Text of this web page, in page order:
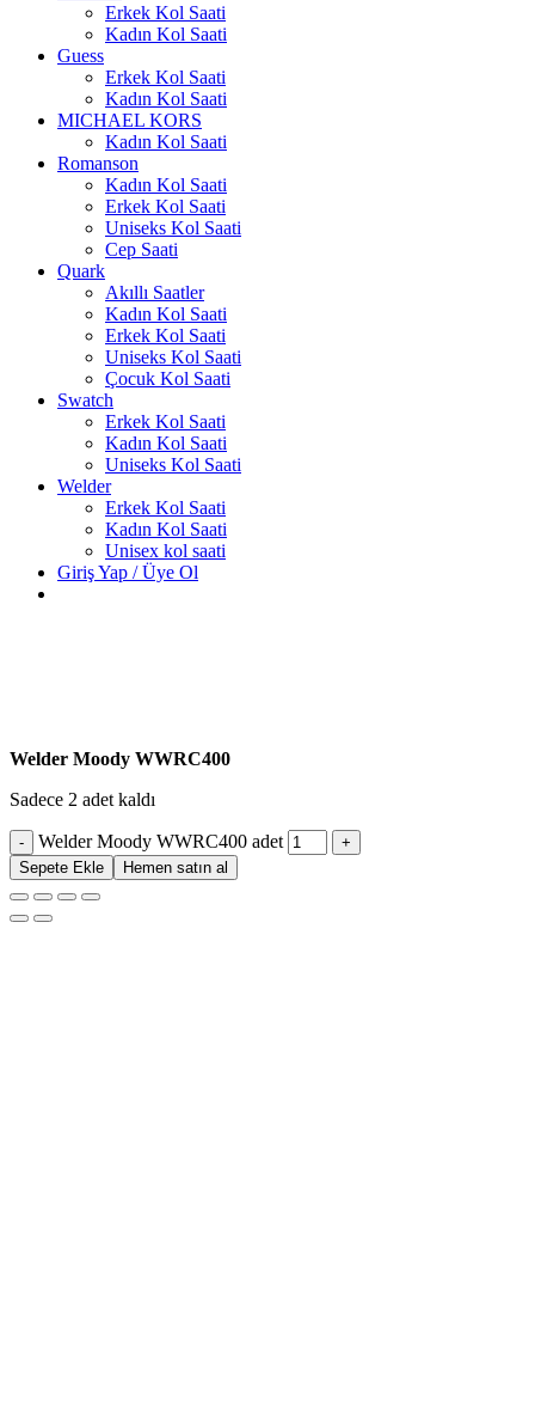
Erkek Kol Saati
Kadın Kol Saati
Guess
Erkek Kol Saati
Kadın Kol Saati
MICHAEL KORS
Kadın Kol Saati
Romanson
Kadın Kol Saati
Erkek Kol Saati
Uniseks Kol Saati
Cep Saati
Quark
Akıllı Saatler
Kadın Kol Saati
Erkek Kol Saati
Uniseks Kol Saati
Çocuk Kol Saati
Swatch
Erkek Kol Saati
Kadın Kol Saati
Uniseks Kol Saati
Welder
Erkek Kol Saati
Kadın Kol Saati
Unisex kol saati
Giriş Yap / Üye Ol
Welder Moody WWRC400
Sadece 2 adet kaldı
Welder Moody WWRC400 adet
Sepete Ekle Hemen satın al